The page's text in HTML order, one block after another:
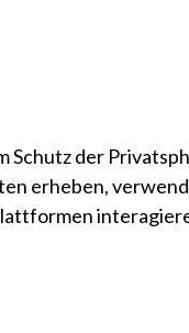
Schutz der
erheben,